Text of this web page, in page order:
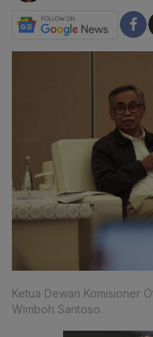
Ketua Dewan Komisioner
Wimboh Santoso.